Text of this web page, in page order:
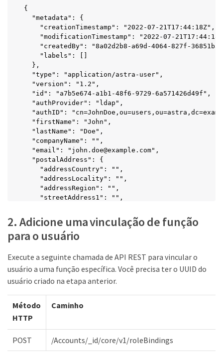
{
  "metadata": {
    "creationTimestamp": "2022-07-21T17:44:18Z",
"modificationTimestamp": "2022-07-
"createdBy": "8a02d2b8-a69d-4064-827f-
    "labels": []
  },
  "type": "application/astra-user",
  "version": "1.2",
  "id": "a7b5e674-a1b1-48f6-9729-6a571426d49f",
  "authProvider": "ldap",
"authID":
  "firstName": "John",
  "lastName": "Doe",
  "companyName": "",
  "email": "john.doe@example.com",
  "postalAddress": {
    "addressCountry": "",
    "addressLocality": "",
    "addressRegion": "",
    "streetAddress1": "",
    "postalCode": ""
  },
  "state": "active",
  "isEnabled": "true",
  "isInviteAccepted": "true",
  "enableTimestamp": "2022-07-21T17:44:18Z",
  "lastActTimestamp": ""
2. Adicione uma vinculação de função
para o usuário
Execute a seguinte chamada de API REST para vincular o
usuário a uma função específica. Você precisa ter o UUID do
usuário criado na etapa anterior.
Método
HTTP
Caminho
POST /Accounts/_id/core/v1/roleBindings